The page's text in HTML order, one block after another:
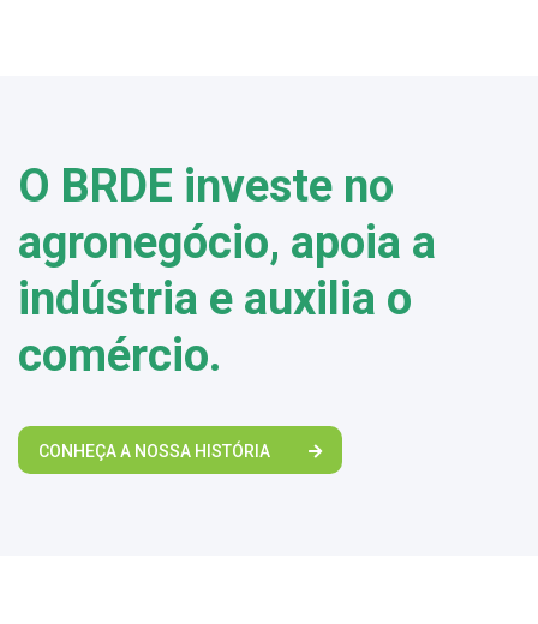
O BRDE investe no
agronegócio, apoia a
indústria e auxilia o
comércio.
CONHEÇA A NOSSA HISTÓRIA